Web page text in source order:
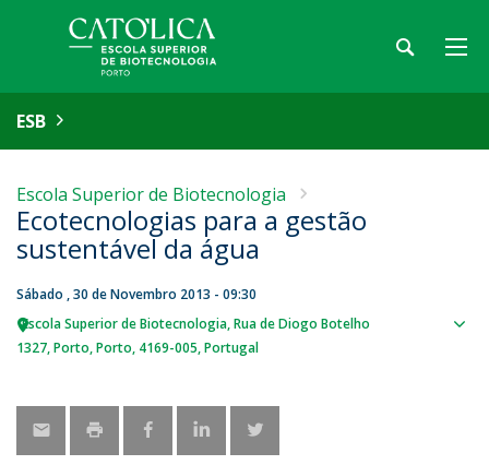
ESB
Escola Superior de Biotecnologia
Ecotecnologias para a gestão
sustentável da água
Sábado , 30 de Novembro 2013 - 09:30
Escola Superior de Biotecnologia Rua de Diogo Botelho
1327 Porto Porto 4169-005 Portugal